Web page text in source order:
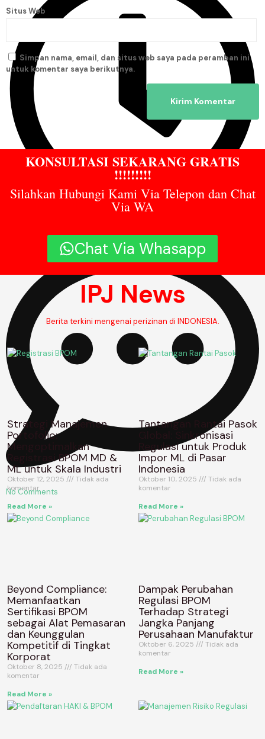
No Comments
Situs Web
Simpan nama, email, dan situs web saya pada peramban ini
untuk komentar saya berikutnya.
KONSULTASI SEKARANG GRATIS
!!!!!!!!!
Silahkan Hubungi Kami Via Telepon dan Chat
Via WA
Chat Via Whasapp
IPJ News
Berita terkini mengenai perizinan di INDONESIA.
Strategi Manajemen
Portofolio:
Mengoptimalkan
Registrasi BPOM MD &
ML untuk Skala Industri
Oktober 12, 2025
Tidak ada
komentar
Read More »
Tantangan Rantai Pasok
Global: Sinkronisasi
Regulasi untuk Produk
Impor ML di Pasar
Indonesia
Oktober 10, 2025
Tidak ada
komentar
Read More »
Beyond Compliance:
Memanfaatkan
Sertifikasi BPOM
sebagai Alat Pemasaran
dan Keunggulan
Kompetitif di Tingkat
Korporat
Oktober 8, 2025
Tidak ada
komentar
Read More »
Dampak Perubahan
Regulasi BPOM
Terhadap Strategi
Jangka Panjang
Perusahaan Manufaktur
Oktober 6, 2025
Tidak ada
komentar
Read More »